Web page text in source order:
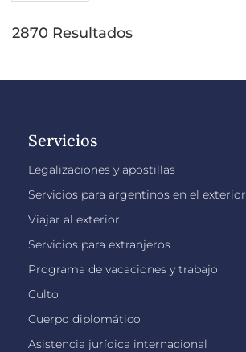
2870 Resultados
Servicios
Legalizaciones y apostillas
Servicios para argentinos en el exterior
Viajar al exterior
Servicios para extranjeros
Programa de vacaciones y trabajo
Culto
Cuerpo diplomático
Asistencia jurídica internacional